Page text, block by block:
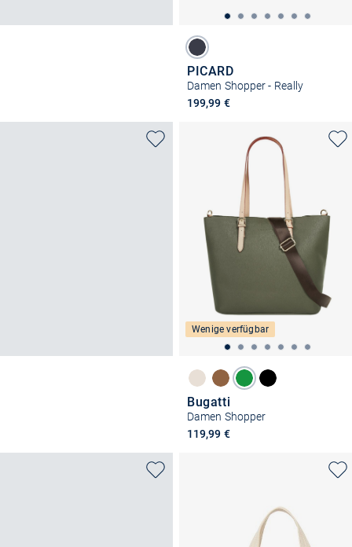
PICARD
Damen Shopper - Really
199,99 €
Wenige verfügbar
Bugatti
Damen Shopper
119,99 €